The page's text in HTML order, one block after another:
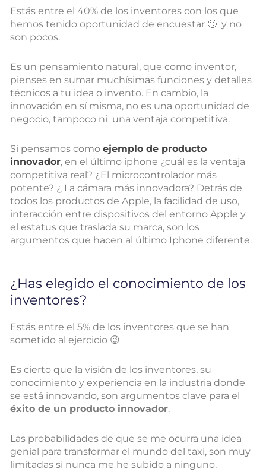
Estás entre el 40% de los inventores con los que
hemos tenido oportunidad de encuestar 🙂 y no
son pocos.
Es un pensamiento natural, que como inventor,
pienses en sumar muchísimas funciones y detalles
técnicos a tu idea o invento. En cambio, la
innovación en sí misma, no es una oportunidad de
negocio, tampoco ni una ventaja competitiva.
Si pensamos comoejemplo de producto
innovador, en el último iphone ¿cuál es la ventaja
competitiva real? ¿El microcontrolador más
potente? ¿ La cámara más innovadora? Detrás de
todos los productos de Apple, la facilidad de uso,
interacción entre dispositivos del entorno Apple y
el estatus que traslada su marca, son los
argumentos que hacen al último Iphone diferente.
¿Has elegido el conocimiento de los
inventores?
Estás entre el 5% de los inventores que se han
sometido al ejercicio 😉
Es cierto que la visión de los inventores, su
conocimiento y experiencia en la industria donde
se está innovando, son argumentos clave para el
éxito de un producto innovador.
Las probabilidades de que se me ocurra una idea
genial para transformar el mundo del taxi, son muy
limitadas si nunca me he subido a ninguno.